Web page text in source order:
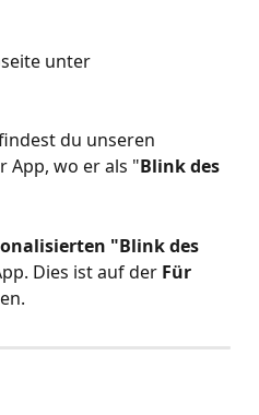
unter
du unseren
App, wo er als "Blink des
"Blink des
Dies ist auf der Für